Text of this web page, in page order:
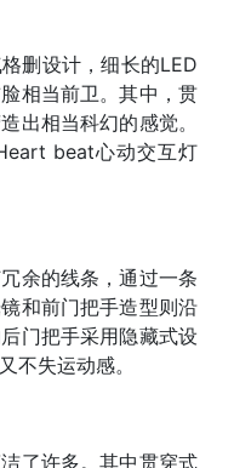
删设计，细长的LED
相当前卫。其中，贯
出相当科幻的感觉。
beat心动交互灯
余的线条，通过一条
和前门把手造型则沿
门把手采用隐藏式设
不失运动感。
了许多。其中贯穿式